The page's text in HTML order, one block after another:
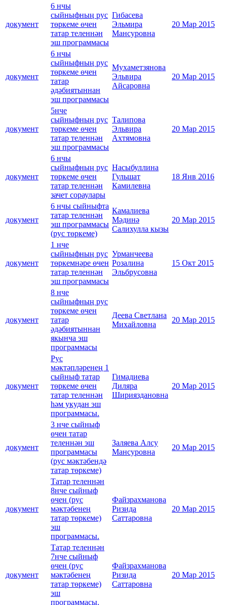
документ
6 нчы
сыйныфның рус
төркеме өчен
татар теленнән
эш программасы
Гибасева
Эльмира
Мансуровна
20 Мар 2015
документ
6 нчы
сыйныфның рус
төркеме өчен
татар
әдәбиятыннан
эш программасы
Мухаметзянова
Эльвира
Айсаровна
20 Мар 2015
документ
5нче
сыйныфның рус
төркеме өчен
татар теленнән
эш программасы
Талипова
Эльвира
Ахтямовна
20 Мар 2015
документ
6 нчы
сыйныфның рус
төркеме өчен
татар теленнән
зачет сораулары
Насыбуллина
Гульшат
Камилевна
18 Янв 2016
документ
6 нчы сыйныфта
татар теленнән
эш программасы
(рус төркеме)
Камалиева
Мәдинә
Салихулла кызы
20 Мар 2015
документ
1 нче
сыйныфның рус
төркемнәре өчен
татар теленнән
эш программасы
Урманчеева
Розалина
Эльбрусовна
15 Окт 2015
документ
8 нче
сыйныфның рус
төркеме өчен
татар
әдәбиятыннан
якынча эш
программасы
Деева Светлана
Михайловна
20 Мар 2015
документ
Рус
мәктәпләренең 1
сыйныф татар
төркеме өчен
татар теленнән
һәм укудан эш
программасы.
Гимадиева
Диляра
Ширияздановна
20 Мар 2015
документ
3 нче сыйныф
өчен татар
теленнән эш
программасы
(рус мәктәбендә
татар төркеме)
Заляева Алсу
Мансуровна
20 Мар 2015
документ
Татар теленнән
8нче сыйныф
өчен (рус
мәктәбенең
татар төркеме)
эш
программасы.
Файзрахманова
Ризида
Саттаровна
20 Мар 2015
документ
Татар теленнән
7нче сыйныф
өчен (рус
мәктәбенең
татар төркеме)
эш
программасы.
Файзрахманова
Ризида
Саттаровна
20 Мар 2015